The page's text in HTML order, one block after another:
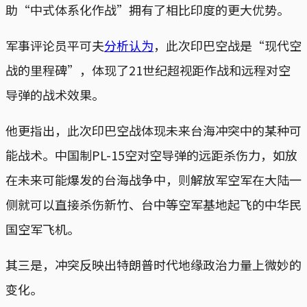
助“中式体系化作战”拥有了相比印度的更大优势。
军事评论员平可夫分析认为，此次印巴空战是“现代空
战的里程碑”，体现了21世纪超视距作战和远程对空
导弹的战术效果。
他更指出，此次印巴空战体现未来台海冲突中的某种可
能战术。中国制PL-15空对空导弹的远距杀伤力，如放
在未来可能爆发的台海战争中，则解放军空军在大陆一
侧就可以直接杀伤新竹、台中等空军基地起飞的中华民
国空军飞机。
其三是，冲突反映出特朗普时代地缘政治力量上微妙的
变化。